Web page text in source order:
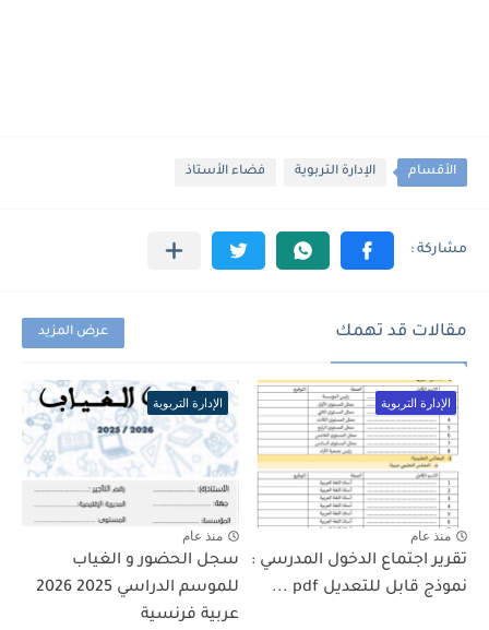
الأقسام الإدارة التربوية فضاء الأستاذ
مقالات قد تهمك عرض المزيد
الإدارة التربوية
منذ عام
تقرير اجتماع الدخول المدرسي :
نموذج قابل للتعديل pdf ...
الإدارة التربوية
منذ عام
سجل الحضور و الغياب
للموسم الدراسي 2025 2026
عربية فرنسية